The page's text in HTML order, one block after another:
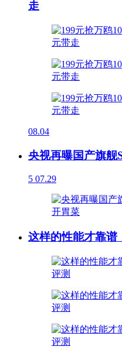
走
08.04
央视再曝国产旗舰
5 07.29
这样的性能才靠谱